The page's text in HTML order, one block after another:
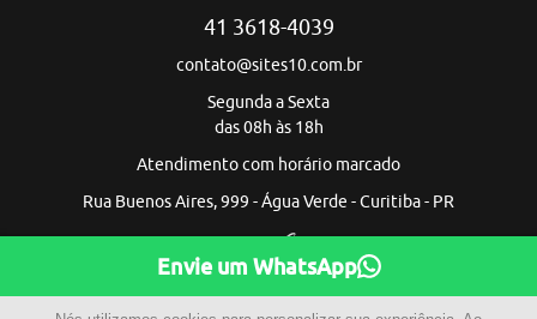
41 3618-4039
contato@sites10.com.br
Segunda a Sexta
das 08h às 18h
Atendimento com horário marcado
Rua Buenos Aires, 999 - Água Verde - Curitiba - PR
Envie um WhatsApp